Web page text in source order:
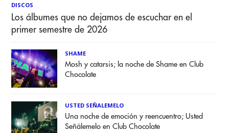
DISCOS
Los álbumes que no dejamos de escuchar en el
primer semestre de 2026
SHAME
Mosh y catarsis; la noche de Shame en Club
Chocolate
USTED SEÑALEMELO
Una noche de emoción y reencuentro; Usted
Señálemelo en Club Chocolate